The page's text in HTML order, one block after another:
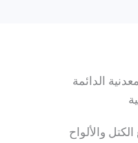
الدائمة
والألواح